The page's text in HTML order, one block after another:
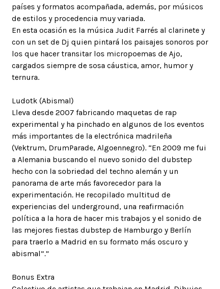
países y formatos acompañada, además, por músicos
de estilos y procedencia muy variada.
En esta ocasión es la música Judit Farrés al clarinete y
con un set de Dj quien pintará los paisajes sonoros por
los que hacer transitar los micropoemas de Ajo,
cargados siempre de sosa cáustica, amor, humor y
ternura.
Ludotk (Abismal)
Lleva desde 2007 fabricando maquetas de rap
experimental y ha pinchado en algunos de los eventos
más importantes de la electrónica madrileña
(Vektrum, DrumParade, Algoennegro). “En 2009 me fui
a Alemania buscando el nuevo sonido del dubstep
hecho con la sobriedad del techno alemán y un
panorama de arte más favorecedor para la
experimentación. He recopilado multitud de
experiencias del underground, una reafirmación
política a la hora de hacer mis trabajos y el sonido de
las mejores fiestas dubstep de Hamburgo y Berlín
para traerlo a Madrid en su formato más oscuro y
abismal”.”
Bonus Extra